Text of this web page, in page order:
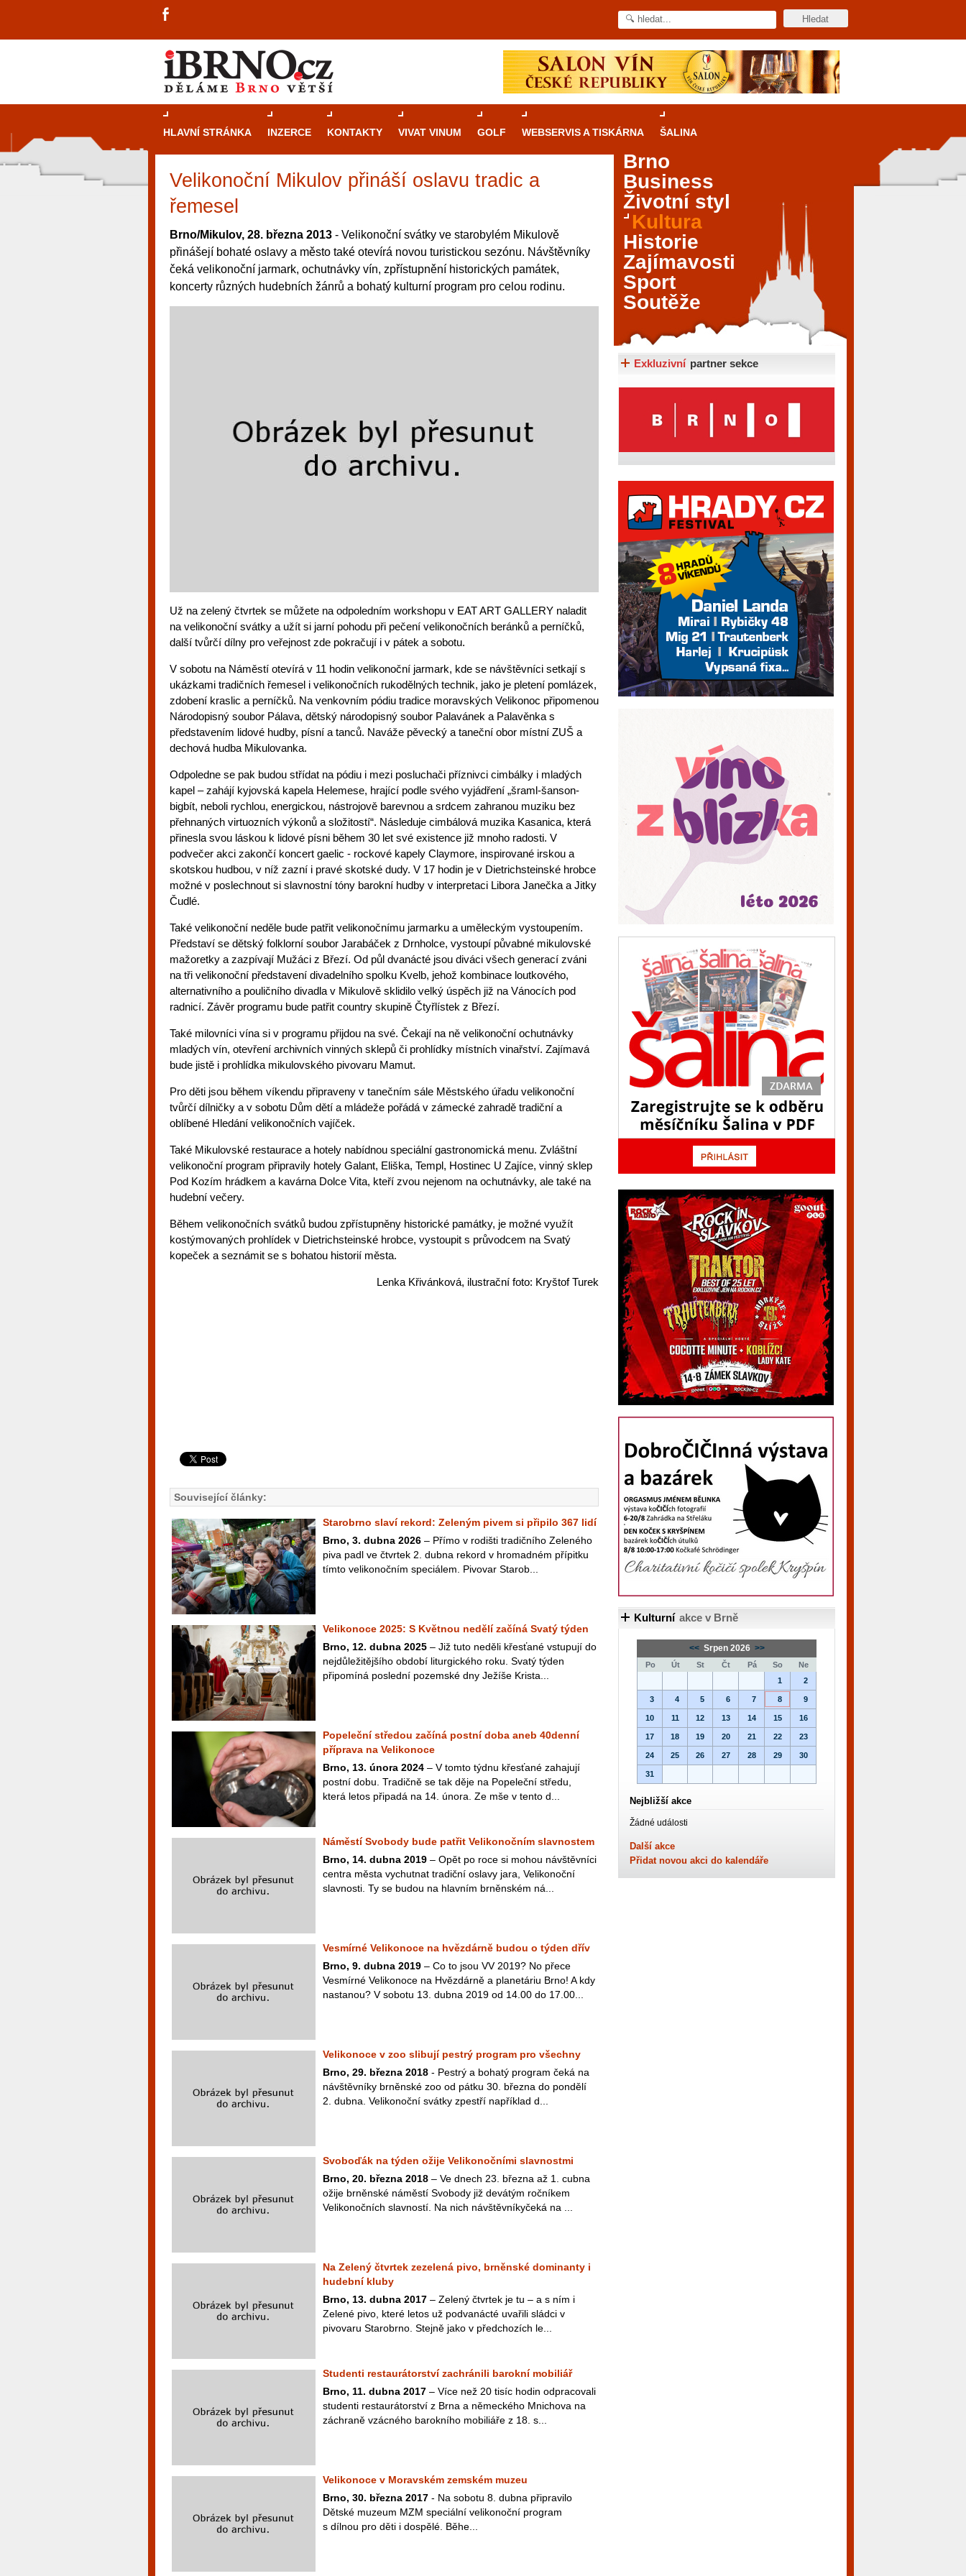
HLAVNÍ STRÁNKA INZERCE KONTAKTY VIVAT VINUM GOLF WEBSERVIS A TISKÁRNA ŠALINA
Velikonoční Mikulov přináší oslavu tradic a
řemesel
Brno/Mikulov, 28. března 2013 - Velikonoční svátky ve starobylém Mikulově
přinášejí bohaté oslavy a město také otevírá novou turistickou sezónu. Návštěvníky
čeká velikonoční jarmark, ochutnávky vín, zpřístupnění historických památek,
koncerty různých hudebních žánrů a bohatý kulturní program pro celou rodinu.
Už na zelený čtvrtek se můžete na odpoledním workshopu v EAT ART GALLERY naladit
na velikonoční svátky a užít si jarní pohodu při pečení velikonočních beránků a perníčků,
další tvůrčí dílny pro veřejnost zde pokračují i v pátek a sobotu.
V sobotu na Náměstí otevírá v 11 hodin velikonoční jarmark, kde se návštěvníci setkají s
ukázkami tradičních řemesel i velikonočních rukodělných technik, jako je pletení pomlázek,
zdobení kraslic a perníčků. Na venkovním pódiu tradice moravských Velikonoc připomenou
Národopisný soubor Pálava, dětský národopisný soubor Palavánek a Palavěnka s
představením lidové hudby, písní a tanců. Naváže pěvecký a taneční obor místní ZUŠ a
dechová hudba Mikulovanka.
Odpoledne se pak budou střídat na pódiu i mezi posluchači příznivci cimbálky i mladých
kapel – zahájí kyjovská kapela Helemese, hrající podle svého vyjádření „šraml-šanson-
bigbít, neboli rychlou, energickou, nástrojově barevnou a srdcem zahranou muziku bez
přehnaných virtuozních výkonů a složitostí“. Následuje cimbálová muzika Kasanica, která
přinesla svou láskou k lidové písni během 30 let své existence již mnoho radosti. V
podvečer akci zakončí koncert gaelic - rockové kapely Claymore, inspirované irskou a
skotskou hudbou, v níž zazní i pravé skotské dudy. V 17 hodin je v Dietrichsteinské hrobce
možné v poslechnout si slavnostní tóny barokní hudby v interpretaci Libora Janečka a Jitky
Čudlé.
Také velikonoční neděle bude patřit velikonočnímu jarmarku a uměleckým vystoupením.
Představí se dětský folklorní soubor Jarabáček z Drnholce, vystoupí půvabné mikulovské
mažoretky a zazpívají Mužáci z Březí. Od půl dvanácté jsou diváci všech generací zváni
na tři velikonoční představení divadelního spolku Kvelb, jehož kombinace loutkového,
alternativního a pouličního divadla v Mikulově sklidilo velký úspěch již na Vánocích pod
radnicí. Závěr programu bude patřit country skupině Čtyřlístek z Březí.
Také milovníci vína si v programu přijdou na své. Čekají na ně velikonoční ochutnávky
mladých vín, otevření archivních vinných sklepů či prohlídky místních vinařství. Zajímavá
bude jistě i prohlídka mikulovského pivovaru Mamut.
Pro děti jsou během víkendu připraveny v tanečním sále Městského úřadu velikonoční
tvůrčí dílničky a v sobotu Dům dětí a mládeže pořádá v zámecké zahradě tradiční a
oblíbené Hledání velikonočních vajíček.
Také Mikulovské restaurace a hotely nabídnou speciální gastronomická menu. Zvláštní
velikonoční program připravily hotely Galant, Eliška, Templ, Hostinec U Zajíce, vinný sklep
Pod Kozím hrádkem a kavárna Dolce Vita, kteří zvou nejenom na ochutnávky, ale také na
hudební večery.
Během velikonočních svátků budou zpřístupněny historické památky, je možné využít
kostýmovaných prohlídek v Dietrichsteinské hrobce, vystoupit s průvodcem na Svatý
kopeček a seznámit se s bohatou historií města.
Lenka Křivánková, ilustrační foto: Kryštof Turek
Související články:
Starobrno slaví rekord: Zeleným pivem si připilo 367 lidí
Brno, 3. dubna 2026 – Přímo v rodišti tradičního Zeleného
piva padl ve čtvrtek 2. dubna rekord v hromadném přípitku
tímto velikonočním speciálem. Pivovar Starob...
Velikonoce 2025: S Květnou nedělí začíná Svatý týden
Brno, 12. dubna 2025 – Již tuto neděli křesťané vstupují do
nejdůležitějšího období liturgického roku. Svatý týden
připomíná poslední pozemské dny Ježíše Krista...
Popeleční středou začíná postní doba aneb 40denní
příprava na Velikonoce
Brno, 13. února 2024 – V tomto týdnu křesťané zahajují
postní dobu. Tradičně se tak děje na Popeleční středu,
která letos připadá na 14. února. Ze mše v tento d...
Náměstí Svobody bude patřit Velikonočním slavnostem
Brno, 14. dubna 2019 – Opět po roce si mohou návštěvníci
centra města vychutnat tradiční oslavy jara, Velikonoční
slavnosti. Ty se budou na hlavním brněnském ná...
Vesmírné Velikonoce na hvězdárně budou o týden dřív
Brno, 9. dubna 2019 – Co to jsou VV 2019? No přece
Vesmírné Velikonoce na Hvězdárně a planetáriu Brno! A kdy
nastanou? V sobotu 13. dubna 2019 od 14.00 do 17.00...
Velikonoce v zoo slibují pestrý program pro všechny
Brno, 29. března 2018 - Pestrý a bohatý program čeká na
návštěvníky brněnské zoo od pátku 30. března do pondělí
2. dubna. Velikonoční svátky zpestří například d...
Svoboďák na týden ožije Velikonočními slavnostmi
Brno, 20. března 2018 – Ve dnech 23. března až 1. cubna
ožije brněnské náměstí Svobody již devátým ročníkem
Velikonočních slavností. Na nich návštěvníkyčeká na ...
Na Zelený čtvrtek zezelená pivo, brněnské dominanty i
hudební kluby
Brno, 13. dubna 2017 – Zelený čtvrtek je tu – a s ním i
Zelené pivo, které letos už podvanácté uvařili sládci v
pivovaru Starobrno. Stejně jako v předchozích le...
Studenti restaurátorství zachránili barokní mobiliář
Brno, 11. dubna 2017 – Více než 20 tisíc hodin odpracovali
studenti restaurátorství z Brna a německého Mnichova na
záchraně vzácného barokního mobiliáře z 18. s...
Velikonoce v Moravském zemském muzeu
Brno, 30. března 2017 - Na sobotu 8. dubna připravilo
Dětské muzeum MZM speciální velikonoční program
s dílnou pro děti i dospělé. Běhe...
Průvodce kasinovými hrami v Brně: Od
Brno je městem známým pro zajímavé památky, skvělé
restaurace, divadla a univerzity. Mimo jiné je ale také
místem, kde si můžete legálně a bezpečně vyzkoušet
různé kasinové hry. V neustále kvetoucí moravské
metropoli naleznete širokou nabídku her od klasické
Brno
Business
Životní styl
Kultura
Historie
Zajímavosti
Sport
Soutěže
Exkluzivní partner sekce
Kulturní akce v Brně
<< Srpen 2026 >>
Po Út St Čt Pá So
Ne
1
2
3 4 5 6 7 8 9
10 11 12 13 14 15 16
17 18 19 20 21 22 23
24 25 26 27 28 29 30
31
Nejbližší akce
Žádné události
Další akce
Přidat novou akci do kalendáře